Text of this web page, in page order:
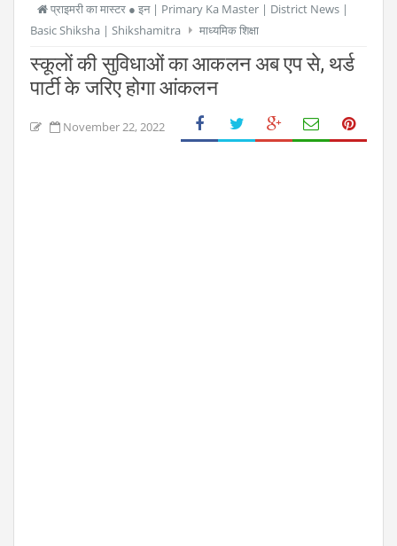
प्राइमरी का मास्टर ● इन | Primary Ka Master | District News |
Basic Shiksha | Shikshamitra
माध्यमिक शिक्षा
स्कूलों की सुविधाओं का आकलन अब एप से, थर्ड
पार्टी के जरिए होगा आंकलन
November 22, 2022